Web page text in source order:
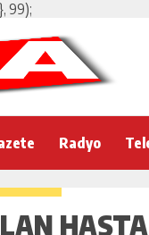
99);
Radyo